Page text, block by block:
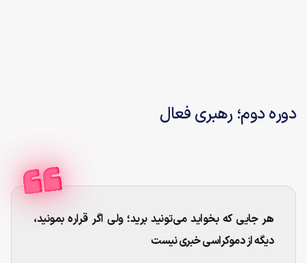
دوره دوم؛ رهبری فعال
هر جایی که بخواید می‌تونید برید؛ ولی اگر قراره بمونید،
دیگه از دموکراسی خبری نیست